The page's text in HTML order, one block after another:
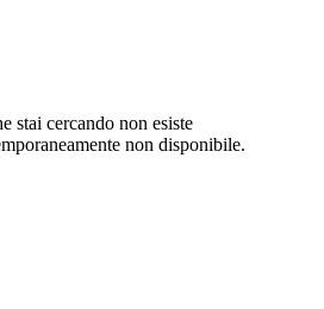
stai cercando non esiste
non disponibile.